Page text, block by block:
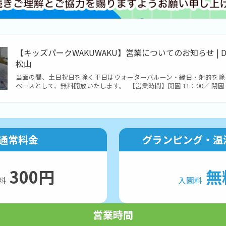
【キッズパークWAKUWAKU】営業についてのお知らせ |
松山
当面の間、土日祝日を除く平日はウォーターバルーン・縁日・射的を
ペースとして、無料開放いたします。 【営業時間】開園 11：00／ 閉
常料金
300円
グランピング・
入園料
営業時間